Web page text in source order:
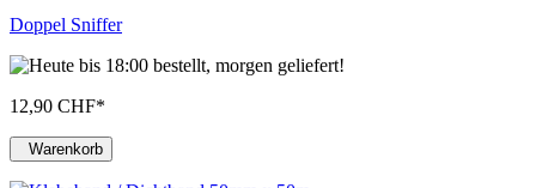
Doppel Sniffer
12,90 CHF*
Warenkorb